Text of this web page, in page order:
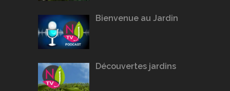
Bienvenue au Jardin
Découvertes jardins